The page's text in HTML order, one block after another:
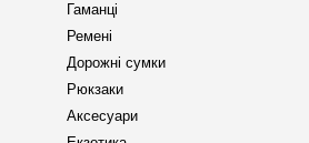
Гаманці
Ремені
Дорожні сумки
Рюкзаки
Аксесуари